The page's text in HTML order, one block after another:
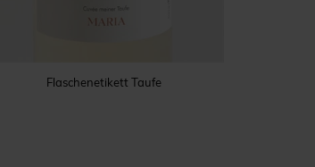
Flaschenetikett Taufe